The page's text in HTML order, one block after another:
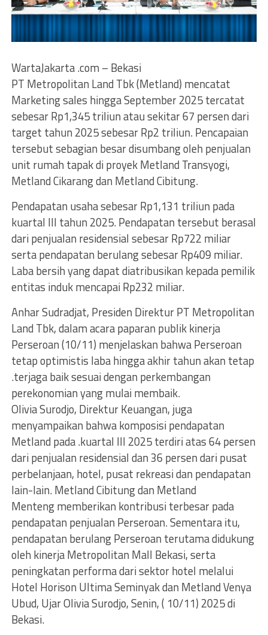
WartaJakarta .com – Bekasi
PT Metropolitan Land Tbk (Metland) mencatat
Marketing sales hingga September 2025 tercatat
sebesar Rp1,345 triliun atau sekitar 67 persen dari
target tahun 2025 sebesar Rp2 triliun. Pencapaian
tersebut sebagian besar disumbang oleh penjualan
unit rumah tapak di proyek Metland Transyogi,
Metland Cikarang dan Metland Cibitung.
Pendapatan usaha sebesar Rp1,131 triliun pada
kuartal III tahun 2025. Pendapatan tersebut berasal
dari penjualan residensial sebesar Rp722 miliar
serta pendapatan berulang sebesar Rp409 miliar.
Laba bersih yang dapat diatribusikan kepada pemilik
entitas induk mencapai Rp232 miliar.
Anhar Sudradjat, Presiden Direktur PT Metropolitan
Land Tbk, dalam acara paparan publik kinerja
Perseroan (10/11) menjelaskan bahwa Perseroan
tetap optimistis laba hingga akhir tahun akan tetap
.terjaga baik sesuai dengan perkembangan
perekonomian yang mulai membaik.
Olivia Surodjo, Direktur Keuangan, juga
menyampaikan bahwa komposisi pendapatan
Metland pada .kuartal III 2025 terdiri atas 64 persen
dari penjualan residensial dan 36 persen dari pusat
perbelanjaan, hotel, pusat rekreasi dan pendapatan
lain-lain. Metland Cibitung dan Metland
Menteng memberikan kontribusi terbesar pada
pendapatan penjualan Perseroan. Sementara itu,
pendapatan berulang Perseroan terutama didukung
oleh kinerja Metropolitan Mall Bekasi, serta
peningkatan performa dari sektor hotel melalui
Hotel Horison Ultima Seminyak dan Metland Venya
Ubud, Ujar Olivia Surodjo, Senin, ( 10/11) 2025 di
Bekasi.